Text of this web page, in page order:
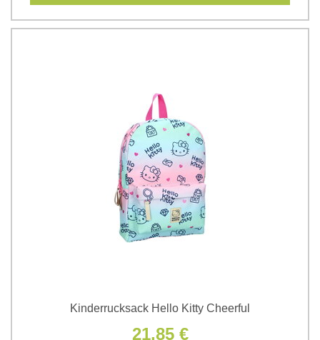
Kinderrucksack Hello Kitty Cheerful
21,85 €